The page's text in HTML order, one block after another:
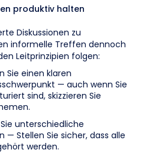
produktiv halten
Diskussionen zu
informelle Treffen dennoch
Leitprinzipien folgen:
Sie einen klaren
— auch wenn Sie
sind, skizzieren Sie
unterschiedliche
— Stellen Sie sicher, dass alle
werden.